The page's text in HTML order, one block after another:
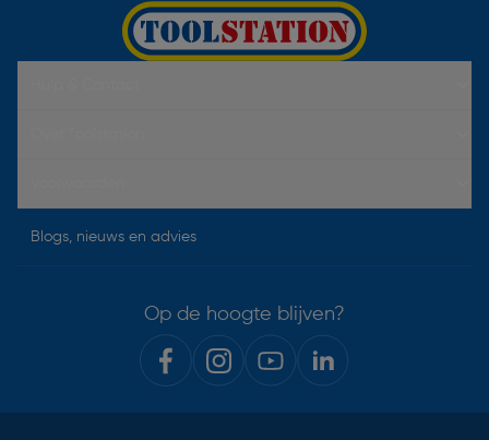
Blogs, nieuws en advies
Op de hoogte blijven?